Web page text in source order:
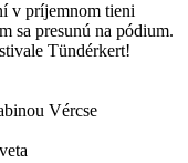
v príjemnom tieni
sa presunú na pódium.
Tündérkert!
Vércse